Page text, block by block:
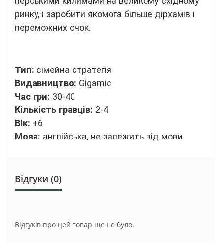
ринку, і заробити якомога більше дірхамів і
переможних очок.
Тип: сімейна стратегія
Видавництво: Gigamic
Час гри: 30-40
Кількість гравців: 2-4
Вік: +6
Мова: англійська, не залежить від мови
Відгуки (0)
Відгуків про цей товар ще не було.